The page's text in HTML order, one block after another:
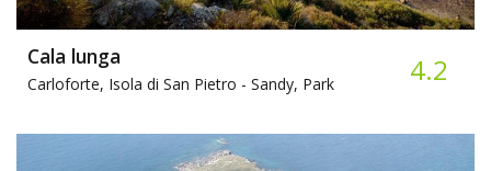
Cala lunga
Carloforte, Isola di San Pietro - Sandy, Park 4.2